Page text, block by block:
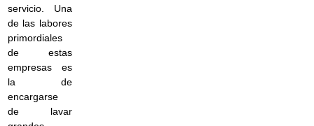
servicio. Una
de las labores
primordiales
de estas
empresas es
la de
encargarse
de lavar